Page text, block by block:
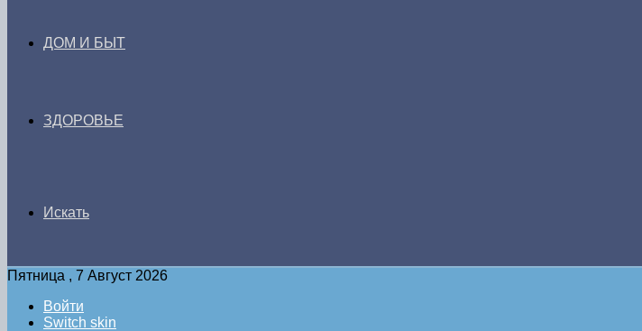
ДОМ И БЫТ
ЗДОРОВЬЕ
Искать
Пятница , 7 Август 2026
Войти
Switch skin